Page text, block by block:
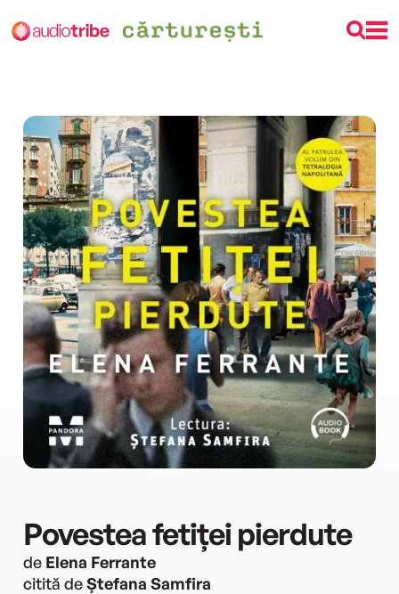
Povestea fetiței pierdute
de Elena Ferrante
citită deȘtefana Samfira